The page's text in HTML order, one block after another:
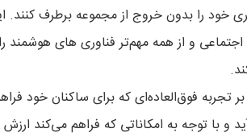
خود را بدون خروج از مجموعه برطرف کنند.
و از همه مهم‌تر فناوری های هوشمند را
و با توجه به امکاناتی که فراهم می‌کند